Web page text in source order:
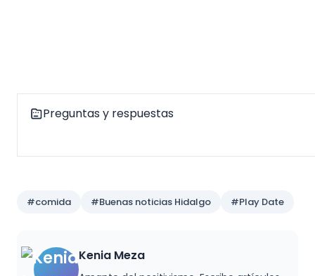
Preguntas y respuestas
#comida #Buenas noticias Hidalgo #Play Date
Kenia Meza